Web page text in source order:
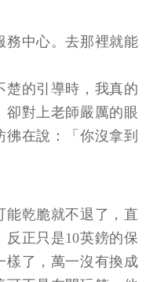
務中心。去那裡就能
楚的引導時，我真的
卻對上老師嚴厲的眼
在說：「你沒拿到
能乾脆就不退了，直
正只是10英鎊的保
樣了，萬一沒有換成